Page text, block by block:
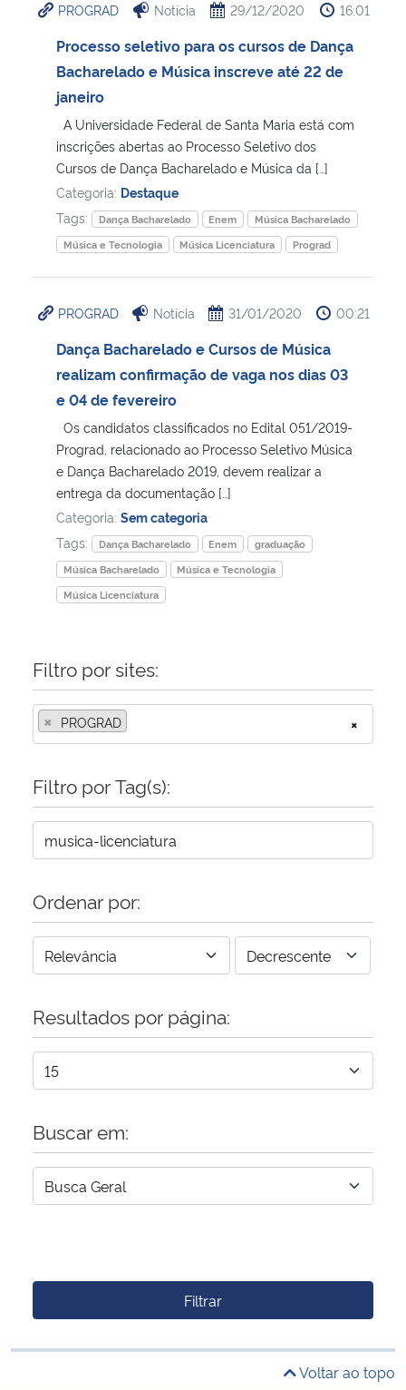
PROGRAD Notícia 29/12/2020 16:01
Processo seletivo para os cursos de Dança
Bacharelado e Música inscreve até 22 de
janeiro
A Universidade Federal de Santa Maria está com
inscrições abertas ao Processo Seletivo dos
Cursos de Dança Bacharelado e Música da […]
Categoria: Destaque
Tags:
Dança Bacharelado Enem
Música Bacharelado
Música e Tecnologia
Música Licenciatura Prograd
PROGRAD Notícia 31/01/2020 00:21
Dança Bacharelado e Cursos de Música
realizam confirmação de vaga nos dias 03
e 04 de fevereiro
Os candidatos classificados no Edital 051/2019-
Prograd, relacionado ao Processo Seletivo Música
e Dança Bacharelado 2019, devem realizar a
entrega da documentação […]
Categoria: Sem categoria
Tags:
Dança Bacharelado Enem
graduação
Música Bacharelado
Música e Tecnologia
Música Licenciatura
Filtro por sites:
×
× PROGRAD
Filtro por Tag(s):
Ordenar por:
Resultados por página:
Buscar em:
Filtrar
Voltar ao topo